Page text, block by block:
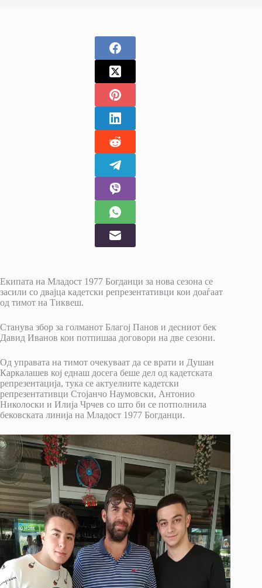
Екипата на Младост 1977 Богданци за нова сезона се
засили со двајца кадетски репрезентативци кои доаѓаат
од тимот на Тиквеш.
Станува збор за голманот Благој Панов и десниот бек
Давид Иванов кои потпишаа договори на две сезони.
Од управата на тимот очекуваат да се врати и Душан
Каркалашев кој еднаш досега беше дел од кадетската
репрезентација, тука се актуелните кадетски
репрезентативци Стојанчо Наумовски, Антонио
Николоски и Илија Чрчев со што би се потполнила
бековската линија на Младост 1977 Богданци.